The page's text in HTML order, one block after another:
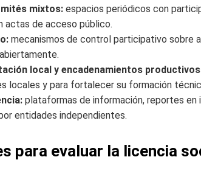
mixtos: espacios periódicos con
actas de acceso público.
mecanismos de control participativo sobre
local y encadenamientos
locales y para fortalecer su formación
plataformas de información, reportes en
entidades independientes.
para evaluar la licencia